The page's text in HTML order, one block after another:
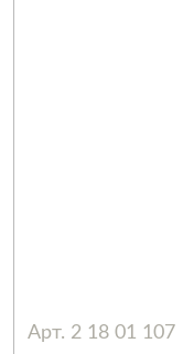
Арт. 2 18 01 107